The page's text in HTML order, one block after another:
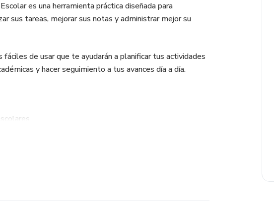
es una herramienta práctica diseñada para
sus tareas, mejorar sus notas y administrar mejor su
de usar que te ayudarán a planificar tus actividades
y hacer seguimiento a tus avances día a día.